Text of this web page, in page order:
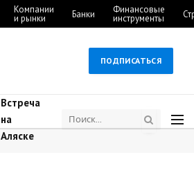
Компании
и рынки Банки Финансовые
инструменты
ПОДПИСАТЬСЯ
Встреча
на
Аляске